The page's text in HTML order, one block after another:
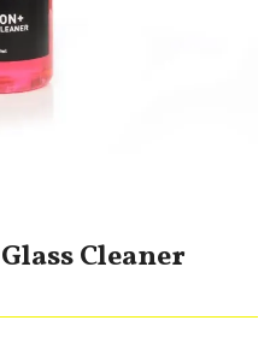
Cleaner